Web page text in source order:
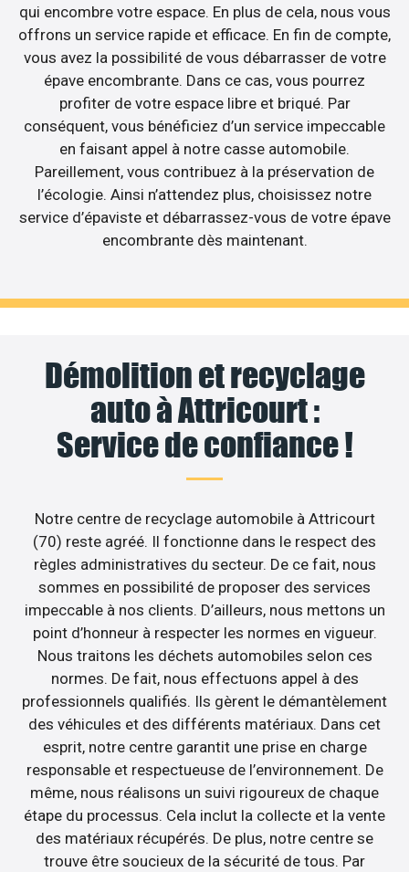
qui encombre votre espace. En plus de cela, nous vous
offrons un service rapide et efficace. En fin de compte,
vous avez la possibilité de vous débarrasser de votre
épave encombrante. Dans ce cas, vous pourrez
profiter de votre espace libre et briqué. Par
conséquent, vous bénéficiez d’un service impeccable
en faisant appel à notre casse automobile.
Pareillement, vous contribuez à la préservation de
l’écologie. Ainsi n’attendez plus, choisissez notre
service d’épaviste et débarrassez-vous de votre épave
encombrante dès maintenant.
Démolition et recyclage
auto à Attricourt :
Service de confiance !
Notre centre de recyclage automobile à Attricourt
(70) reste agréé. Il fonctionne dans le respect des
règles administratives du secteur. De ce fait, nous
sommes en possibilité de proposer des services
impeccable à nos clients. D’ailleurs, nous mettons un
point d’honneur à respecter les normes en vigueur.
Nous traitons les déchets automobiles selon ces
normes. De fait, nous effectuons appel à des
professionnels qualifiés. Ils gèrent le démantèlement
des véhicules et des différents matériaux. Dans cet
esprit, notre centre garantit une prise en charge
responsable et respectueuse de l’environnement. De
même, nous réalisons un suivi rigoureux de chaque
étape du processus. Cela inclut la collecte et la vente
des matériaux récupérés. De plus, notre centre se
trouve être soucieux de la sécurité de tous. Par